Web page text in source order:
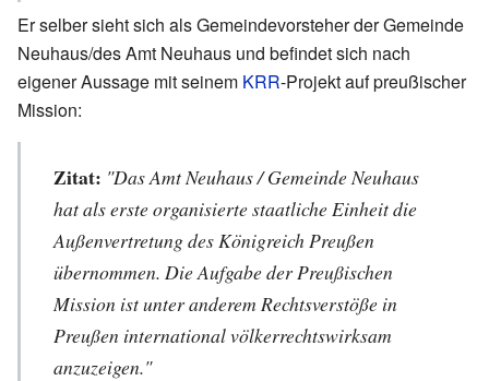
Er selber sieht sich als Gemeindevorsteher der Gemeinde
Neuhaus/des Amt Neuhaus und befindet sich nach
eigener Aussage mit seinem KRR-Projekt auf preußischer
Mission:
Zitat: "Das Amt Neuhaus / Gemeinde Neuhaus
hat als erste organisierte staatliche Einheit die
Außenvertretung des Königreich Preußen
übernommen. Die Aufgabe der Preußischen
Mission ist unter anderem Rechtsverstöße in
Preußen international völkerrechtswirksam
anzuzeigen."